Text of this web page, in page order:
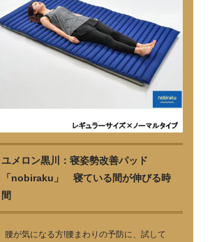
ユメロン黒川：寝姿勢改善パッド
「nobiraku」 寝ている間が伸びる時
間
腰が気になる方!腰まわりの予防に、試して